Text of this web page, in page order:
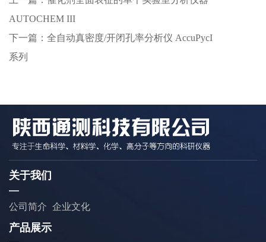
AUTOCHEM III
下一篇： 全自动真密度/开闭孔率分析仪 AccuPycI
系列
关于我们
公司简介 企业文化
产品展示